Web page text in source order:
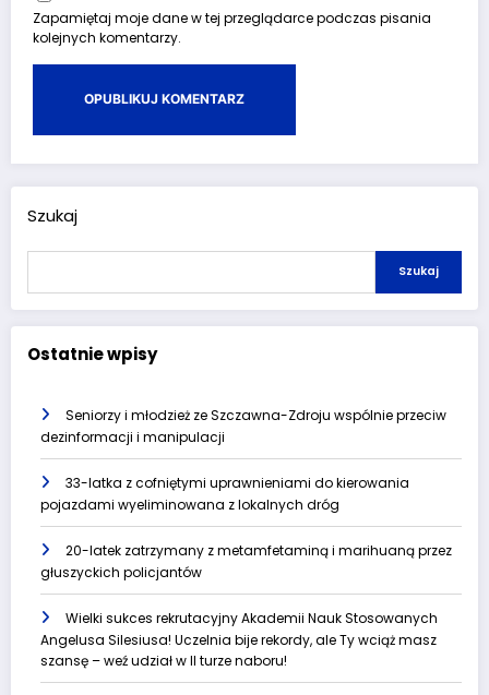
Zapamiętaj moje dane w tej przeglądarce podczas pisania
kolejnych komentarzy.
Szukaj
Szukaj
Ostatnie wpisy
Seniorzy i młodzież ze Szczawna-Zdroju wspólnie przeciw
dezinformacji i manipulacji
33-latka z cofniętymi uprawnieniami do kierowania
pojazdami wyeliminowana z lokalnych dróg
20-latek zatrzymany z metamfetaminą i marihuaną przez
głuszyckich policjantów
Wielki sukces rekrutacyjny Akademii Nauk Stosowanych
Angelusa Silesiusa! Uczelnia bije rekordy, ale Ty wciąż masz
szansę – weź udział w II turze naboru!